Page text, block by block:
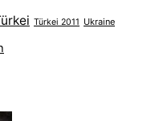
Türkei 2011 Ukraine